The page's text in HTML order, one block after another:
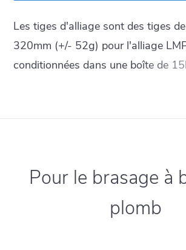
Les tiges d'alliage sont des tiges
320mm (+/- 52g) pour l'alliage
conditionnées dans une boîte de
Pour le brasage à
plomb